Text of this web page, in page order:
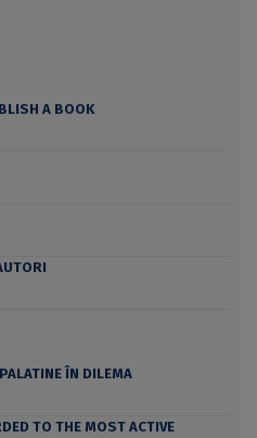
A BOOK
ÎN DILEMA
TO THE MOST ACTIVE